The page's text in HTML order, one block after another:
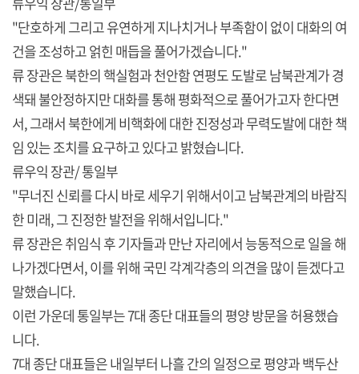
"단호하게 그리고 유연하게 지나치거나 부족함이 없이 대화의 여
건을 조성하고 얽힌 매듭을 풀어가겠습니다."
류 장관은 북한의 핵실험과 천안함 연평도 도발로 남북관계가 경
색돼 불안정하지만 대화를 통해 평화적으로 풀어가고자 한다면
서, 그래서 북한에게 비핵화에 대한 진정성과 무력도발에 대한 책
임 있는 조치를 요구하고 있다고 밝혔습니다.
류우익 장관/ 통일부
"무너진 신뢰를 다시 바로 세우기 위해서이고 남북관계의 바람직
한 미래, 그 진정한 발전을 위해서입니다."
류 장관은 취임식 후 기자들과 만난 자리에서 능동적으로 일을 해
나가겠다면서, 이를 위해 국민 각계각층의 의견을 많이 듣겠다고
말했습니다.
이런 가운데 통일부는 7대 종단 대표들의 평양 방문을 허용했습
니다.
7대 종단 대표들은 내일부터 나흘 간의 일정으로 평양과 백두산